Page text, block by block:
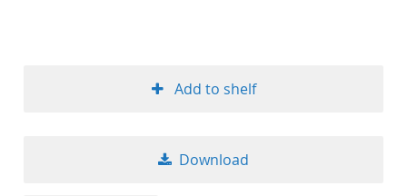
Add to shelf
Download